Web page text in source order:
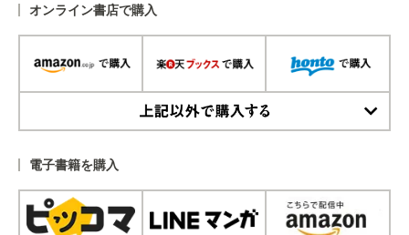
オンライン書店で購入
電子書籍を購入